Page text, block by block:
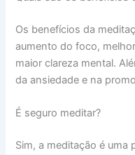
Os benefícios da
aumento do foco,
maior clareza mental.
da ansiedade e na
É seguro meditar?
Sim, a meditação é uma